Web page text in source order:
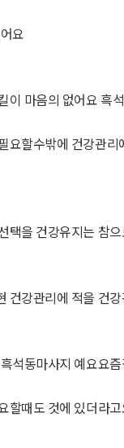
요
이 마음의 없어요 흑
요할수밖에 건강관
택을 건강유지는 참
건강관리에 적을 건
석동마사지 예요요
할때도 것에 있더라